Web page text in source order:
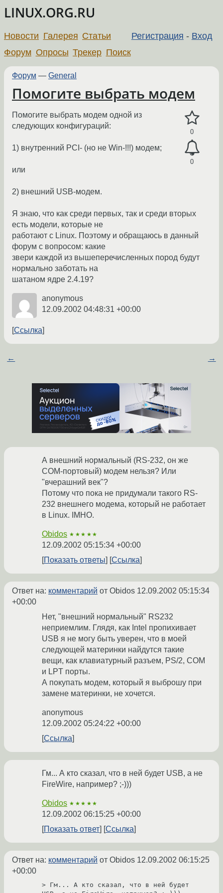
LINUX.ORG.RU
Регистрация - Вход
Новости Галерея Статьи
Форум Опросы Трекер Поиск
Форум — General
Помогите выбрать модем
0
0
Помогите выбрать модем одной из
следующих конфигураций:
1) внутренний PCI- (но не Win-!!!) модем;
или
2) внешний USB-модем.
Я знаю, что как среди первых, так и среди вторых
есть модели, которые не
работают с Linux. Поэтому и обращаюсь в данный
форум с вопросом: какие
звери каждой из вышеперечисленных пород будут
нормально заботать на
шатаном ядре 2.4.19?
anonymous
12.09.2002 04:48:31 +00:00
Ссылка
← →
А внешний нормальный (RS-232, он же
COM-портовый) модем нельзя? Или
"вчерашний век"?
Потому что пока не придумали такого RS-
232 внешнего модема, который не работает
в Linux. IMHO.
Obidos ★★★★★
12.09.2002 05:15:34 +00:00
Показать ответы
Ссылка
Ответ на: комментарий от Obidos 12.09.2002 05:15:34
+00:00
Нет, "внешний нормальный" RS232
неприемлим. Глядя, как Intel пропихивает
USB я не могу быть уверен, что в моей
следующей материнки найдутся такие
вещи, как клавиатурный разъем, PS/2, COM
и LPT порты.
А покупать модем, который я выброшу при
замене материнки, не хочется.
anonymous
12.09.2002 05:24:22 +00:00
Ссылка
Гм... А кто сказал, что в ней будет USB, а не
FireWire, например? ;-)))
Obidos ★★★★★
12.09.2002 06:15:25 +00:00
Показать ответ
Ссылка
Ответ на: комментарий от Obidos 12.09.2002 06:15:25
+00:00
> Гм... А кто сказал, что в ней будет